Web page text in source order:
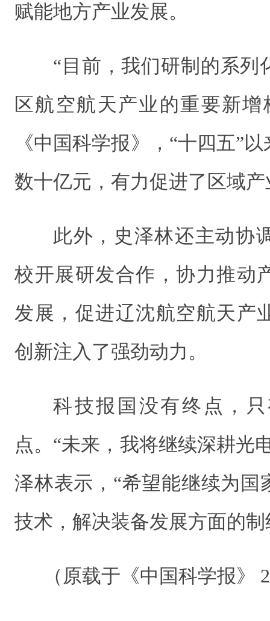
赋能地方产业发展。
“目前，我们研制的系列
区航空航天产业的重要新
《中国科学报》，“十四五”
数十亿元，有力促进了区域
此外，史泽林还主动协
校开展研发合作，协力推动
发展，促进辽沈航空航天产
创新注入了强劲动力。
科技报国没有终点，
点。“未来，我将继续深耕光
泽林表示，“希望能继续为国
技术，解决装备发展方面的
（原载于《中国科学报》